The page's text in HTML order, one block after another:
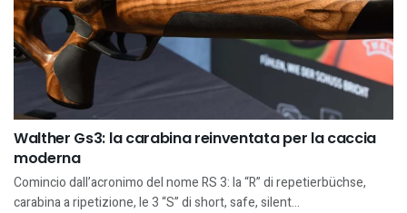
Walther Gs3: la carabina reinventata per la caccia
moderna
Comincio dall’acronimo del nome RS 3: la “R” di repetierbüchse,
carabina a ripetizione, le 3 “S” di short, safe, silent...